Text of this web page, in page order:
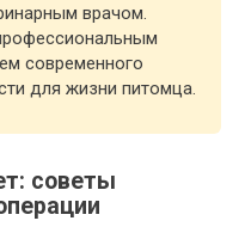
врачом.
современного
для жизни питомца.
советы